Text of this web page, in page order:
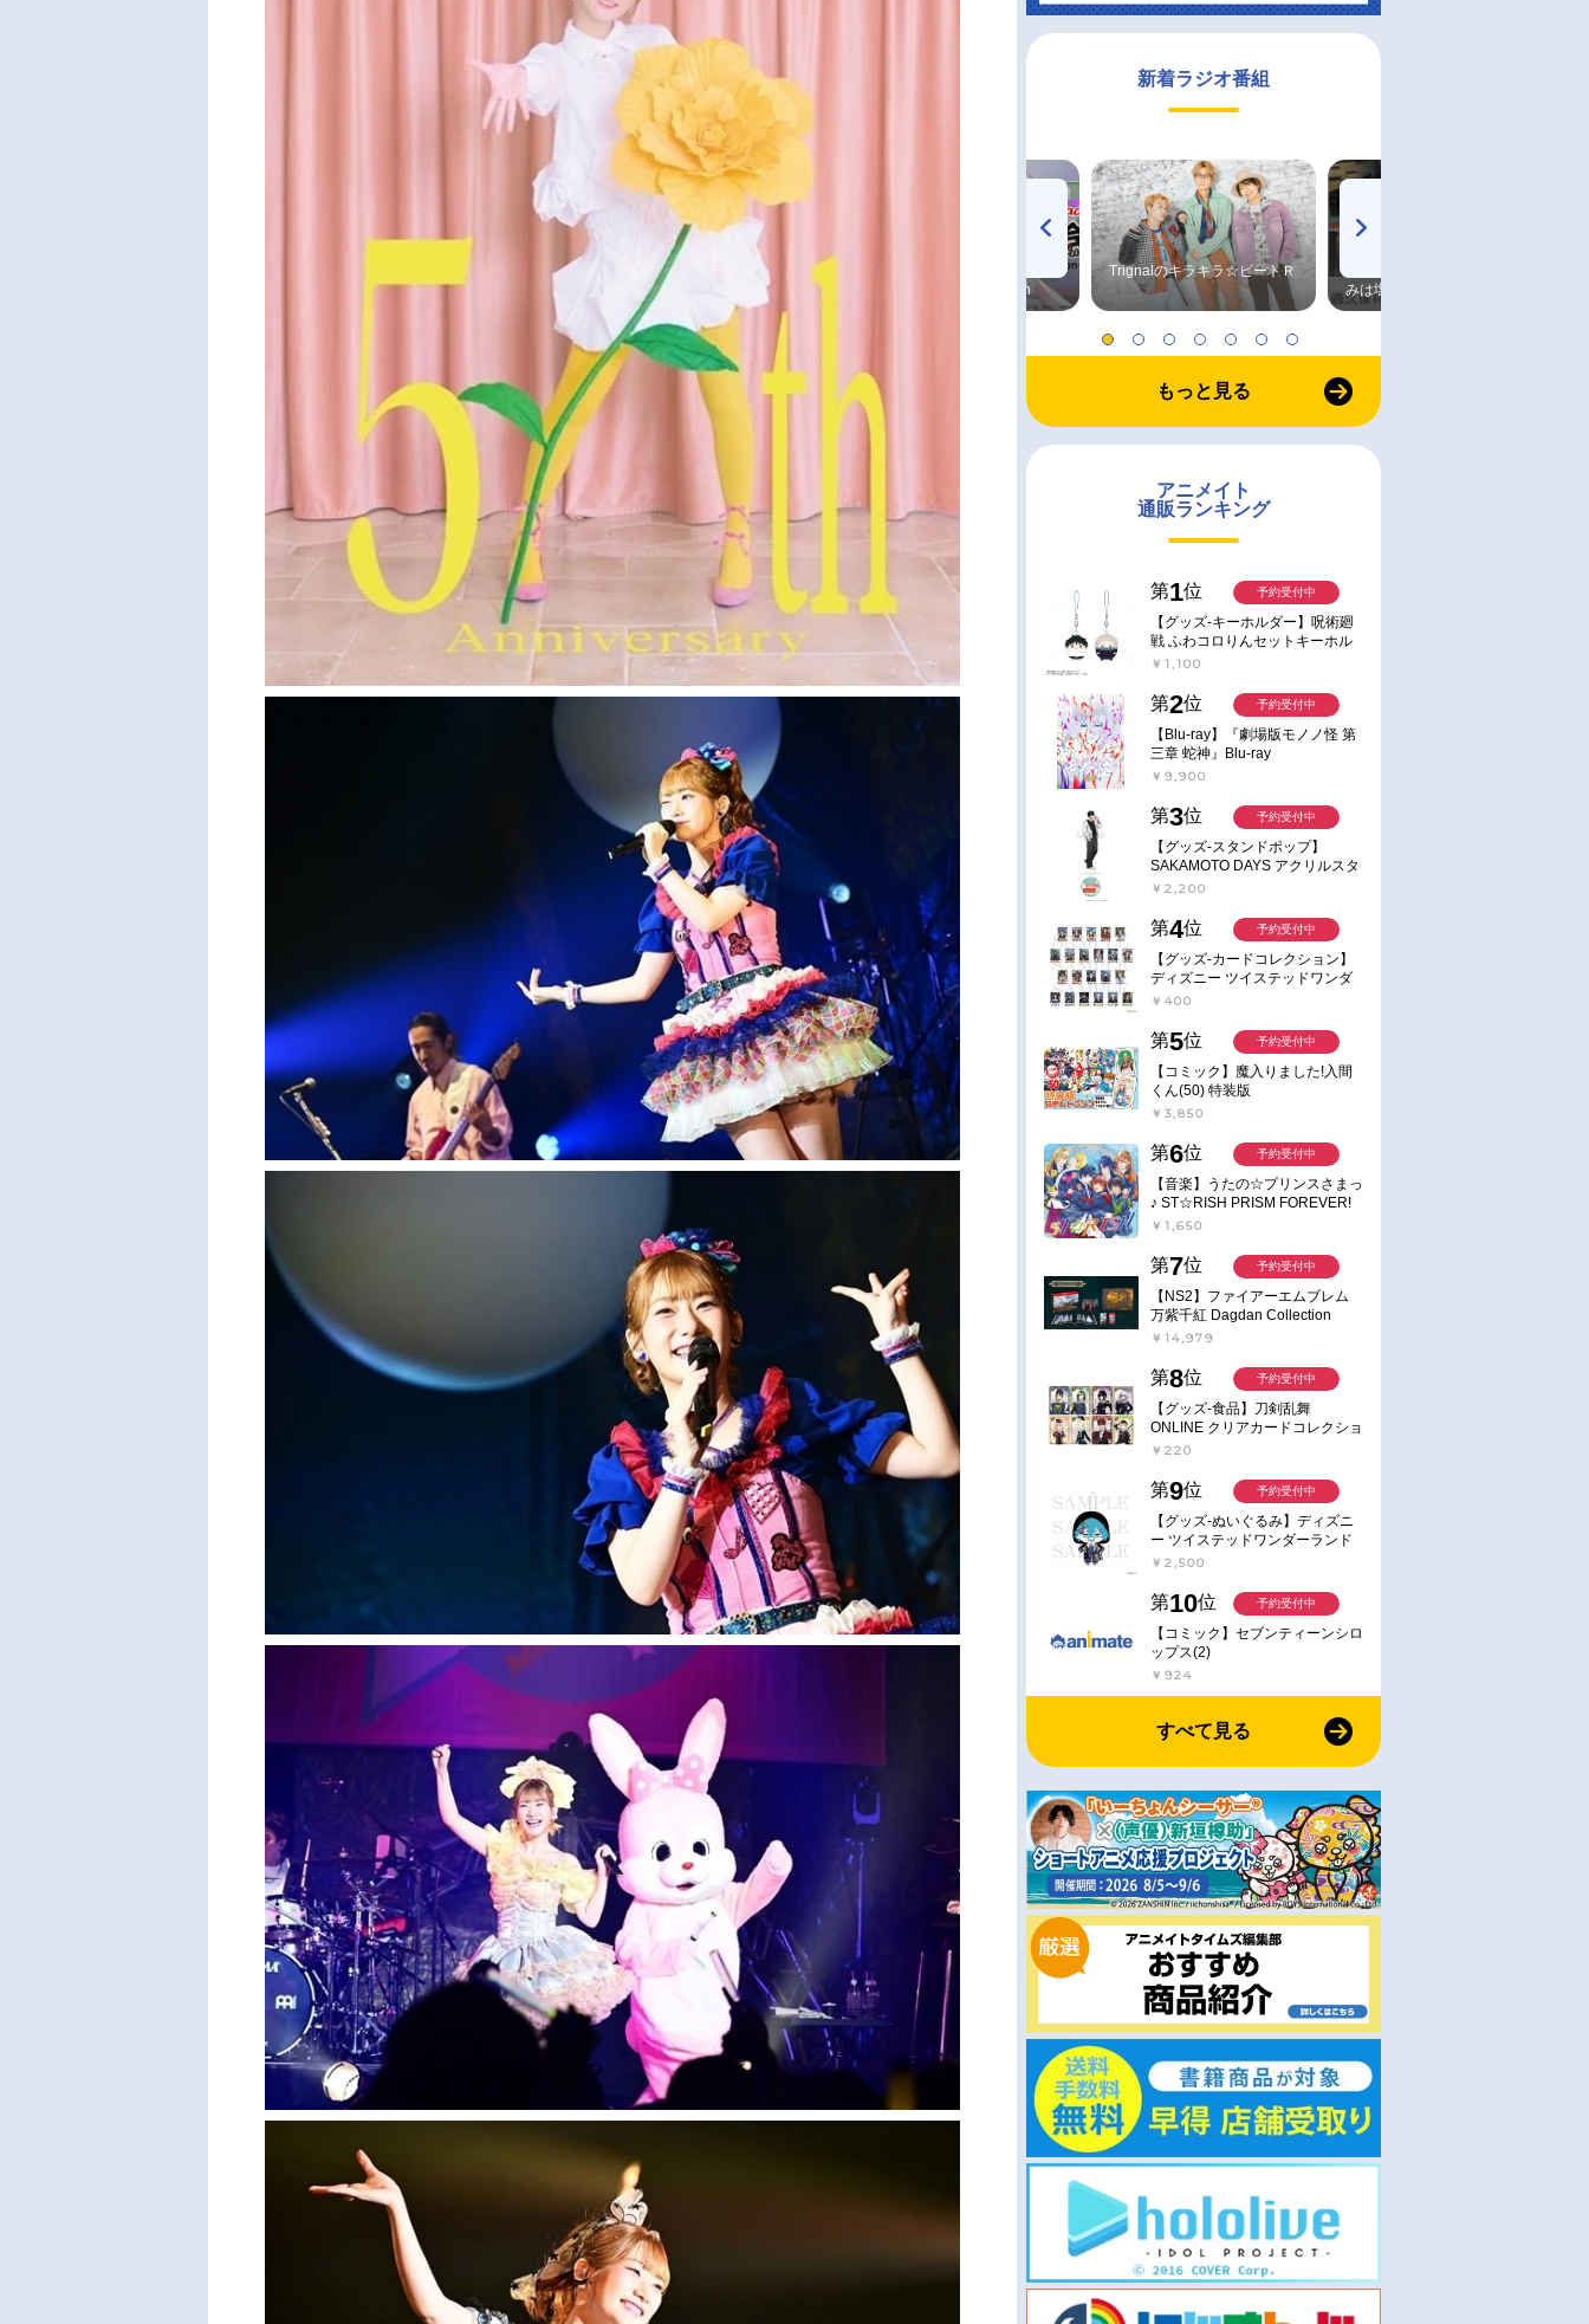
新着ラジオ番組
高橋美紀のおんぷの気持ち
♪ in アニメイトタイムズ
radio 大直会 2nd season
Trignalのキラキラ☆ビートＲ
みは塩だけ
もっと見る
アニメイト
通販ランキング
第1位
【グッズ-キーホルダー】呪術廻
戦 ふわコロりんセットキーホル
ダー【アニメイト特典付】
￥1,100
予約受付中
第2位
【Blu-ray】『劇場版モノノ怪 第
三章 蛇神』Blu-ray
￥9,900
予約受付中
第3位
【グッズ-スタンドポップ】
SAKAMOTO DAYS アクリルスタ
ンド～Sunny Afternoon～ 4.南雲
￥2,200
予約受付中
第4位
【グッズ-カードコレクション】
ディズニー ツイステッドワンダ
ーランド ランダムカードコレク
￥400
予約受付中
第5位
【コミック】魔入りました!入間
くん(50) 特装版
￥3,850
予約受付中
第6位
【音楽】うたの☆プリンスさまっ
♪ ST☆RISH PRISM FOREVER!
￥1,650
予約受付中
第7位
【NS2】ファイアーエムブレム
万紫千紅 Dagdan Collection
￥14,979
予約受付中
第8位
【グッズ-食品】刀剣乱舞
ONLINE クリアカードコレクショ
ンガム
￥220
予約受付中
第9位
【グッズ-ぬいぐるみ】ディズニ
ー ツイステッドワンダーランド
ミニミニぬいぐるみ(クラブ・ウ
￥2,500
予約受付中
第10位
【コミック】セブンティーンシロ
ップス(2)
￥924
予約受付中
すべて見る